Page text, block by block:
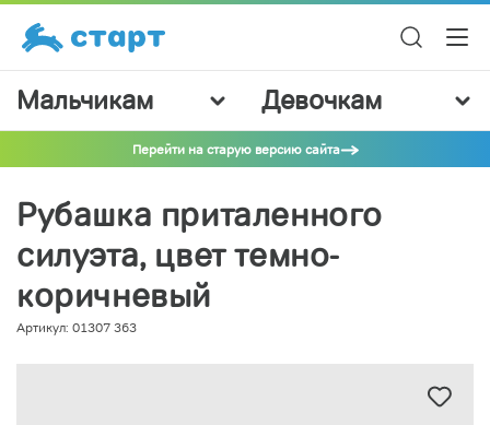
Мальчикам Девочкам
Перейти на старую версию сайта
Рубашка приталенного
силуэта, цвет темно-
коричневый
Артикул: 01307 363